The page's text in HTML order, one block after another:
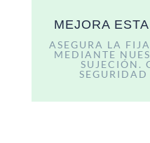
MEJORA
ASEGURA LA
MEDIANTE
SUJECIÓN.